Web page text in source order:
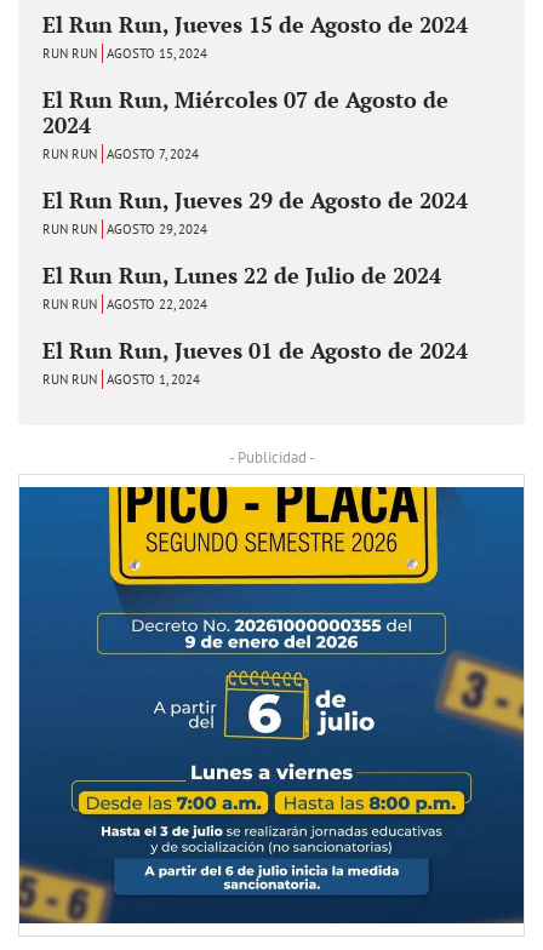
El Run Run, Jueves 15 de Agosto de 2024
RUN RUN AGOSTO 15, 2024
El Run Run, Miércoles 07 de Agosto de
2024
RUN RUN AGOSTO 7, 2024
El Run Run, Jueves 29 de Agosto de 2024
RUN RUN AGOSTO 29, 2024
El Run Run, Lunes 22 de Julio de 2024
RUN RUN AGOSTO 22, 2024
El Run Run, Jueves 01 de Agosto de 2024
RUN RUN AGOSTO 1, 2024
- Publicidad -